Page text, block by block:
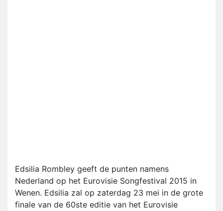
Edsilia Rombley geeft de punten namens
Nederland op het Eurovisie Songfestival 2015 in
Wenen. Edsilia zal op zaterdag 23 mei in de grote
finale van de 60ste editie van het Eurovisie